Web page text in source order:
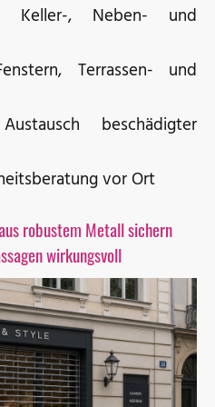
Keller-, Neben- und
Terrassen- und
beschädigter
vor Ort
robustem Metall sichern
wirkungsvoll